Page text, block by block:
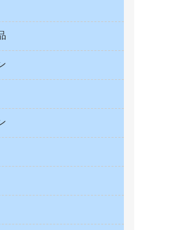
ベンチ
グテーブル
品
ノート
フ
ン
ード・黒板
Ｄ
ル
ナー／エアダスター
ー
ＵＳＢアクセサリー
トプリンタ／複合機
ラ
・２穴インデックス
ル・３０穴インデックス
ル